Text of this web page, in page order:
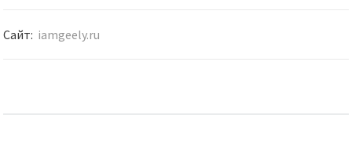
Сайт: iamgeely.ru